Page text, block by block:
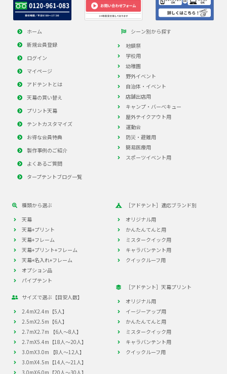
ホーム
新規会員登録
ログイン
マイページ
アドテントとは
天幕の買い替え
プリント天幕
テントカスタマイズ
お得な会員特典
製作事例のご紹介
よくあるご質問
タープテントブログ一覧
シーン別から探す
地鎮祭
学校用
幼稚園
野外イベント
自治体・イベント
店舗出店用
キャンプ・バーべキュー
屋外テイクアウト用
運動会
防災・避難用
簡易医療用
スポーツイベント用
種類から選ぶ
天幕
天幕+プリント
天幕+フレーム
天幕+プリント+フレーム
天幕+名入れ+フレーム
オプション品
パイプテント
サイズで選ぶ【目安人数】
2.4mX2.4m【5人】
2.5mX2.5m【6人】
2.7mX2.7m 【6人～8人】
2.7mX5.4m【18人～20人】
3.0mX3.0m 【8人～12人】
3.0mX4.5m【14人～21人】
3.0mX6.0m【20人～30人】
［アドテント］適応ブランド別
オリジナル用
かんたんてんと用
ミスタークイック用
キャラバンテント用
クイックルーフ用
［アドテント］天幕プリント
オリジナル用
イージーアップ用
かんたんてんと用
ミスタークイック用
キャラバンテント用
クイックルーフ用